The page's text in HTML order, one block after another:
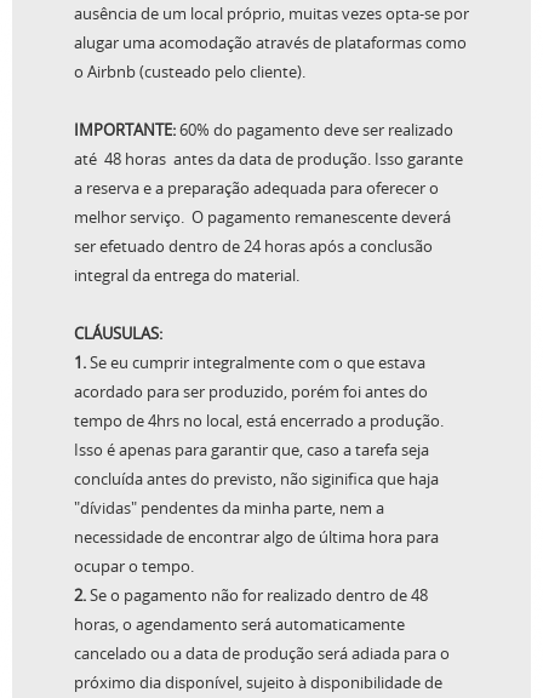
Sessão de Fotos
ausência de um local próprio, muitas vezes opta-se por
alugar uma acomodação através de plataformas como
o Airbnb (custeado pelo cliente).
IMPORTANTE:60% do pagamento deve ser realizado
até 48 horas antes da data de produção. Isso garante
a reserva e a preparação adequada para oferecer o
melhor serviço. O pagamento remanescente deverá
ser efetuado dentro de 24 horas após a conclusão
integral da entrega do material.
CLÁUSULAS:
1.Se eu cumprir integralmente com o que estava
acordado para ser produzido, porém foi antes do
tempo de 4hrs no local, está encerrado a produção.
Isso é apenas para garantir que, caso a tarefa seja
concluída antes do previsto, não siginifica que haja
"dívidas" pendentes da minha parte, nem a
necessidade de encontrar algo de última hora para
ocupar o tempo.
2.Se o pagamento não for realizado dentro de 48
horas, o agendamento será automaticamente
cancelado ou a data de produção será adiada para o
próximo dia disponível, sujeito à disponibilidade de